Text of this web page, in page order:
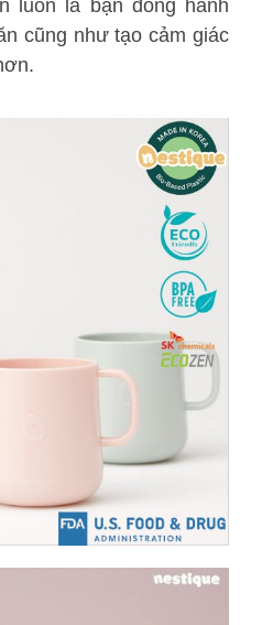
luôn là bạn đồng hành
cũng như tạo cảm giác